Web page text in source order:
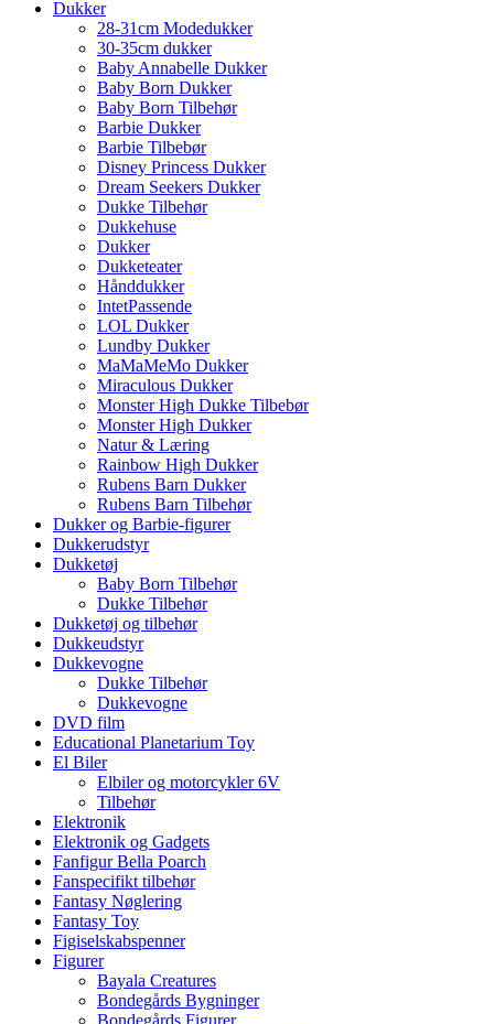
Dukker
28-31cm Modedukker
30-35cm dukker
Baby Annabelle Dukker
Baby Born Dukker
Baby Born Tilbehør
Barbie Dukker
Barbie Tilbebør
Disney Princess Dukker
Dream Seekers Dukker
Dukke Tilbehør
Dukkehuse
Dukker
Dukketeater
Hånddukker
IntetPassende
LOL Dukker
Lundby Dukker
MaMaMeMo Dukker
Miraculous Dukker
Monster High Dukke Tilbebør
Monster High Dukker
Natur & Læring
Rainbow High Dukker
Rubens Barn Dukker
Rubens Barn Tilbehør
Dukker og Barbie-figurer
Dukkerudstyr
Dukketøj
Baby Born Tilbehør
Dukke Tilbehør
Dukketøj og tilbehør
Dukkeudstyr
Dukkevogne
Dukke Tilbehør
Dukkevogne
DVD film
Educational Planetarium Toy
El Biler
Elbiler og motorcykler 6V
Tilbehør
Elektronik
Elektronik og Gadgets
Fanfigur Bella Poarch
Fanspecifikt tilbehør
Fantasy Nøglering
Fantasy Toy
Figiselskabspenner
Figurer
Bayala Creatures
Bondegårds Bygninger
Bondegårds Figurer